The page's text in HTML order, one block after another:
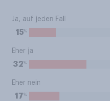
Ja, auf jeden Fall
15%
Eher ja
32%
Eher nein
17%